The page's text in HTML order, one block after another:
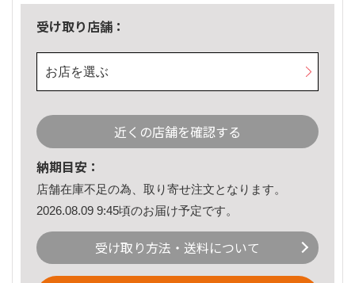
受け取り店舗：
お店を選ぶ
近くの店舗を確認する
納期目安：
店舗在庫不足の為、取り寄せ注文となります。
2026.08.09 9:45頃のお届け予定です。
受け取り方法・送料について